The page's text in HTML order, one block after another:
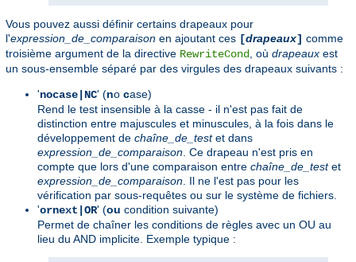
Vous pouvez aussi définir certains drapeaux pour
l'expression_de_comparaison en ajoutant ces [drapeaux] comme
troisième argument de la directive RewriteCond , où drapeaux est
un sous-ensemble séparé par des virgules des drapeaux suivants :
'nocase|NC' (no case)
Rend le test insensible à la casse - il n'est pas fait de
distinction entre majuscules et minuscules, à la fois dans le
développement de chaîne_de_testet dans
expression_de_comparaison . Ce drapeau n'est pris en
compte que lors d'une comparaison entre chaîne_de_testet
expression_de_comparaison . Il ne l'est pas pour les
vérification par sous-requêtes ou sur le système de fichiers.
'ornext|OR' (ou condition suivante)
Permet de chaîner les conditions de règles avec un OU au
lieu du AND implicite. Exemple typique :